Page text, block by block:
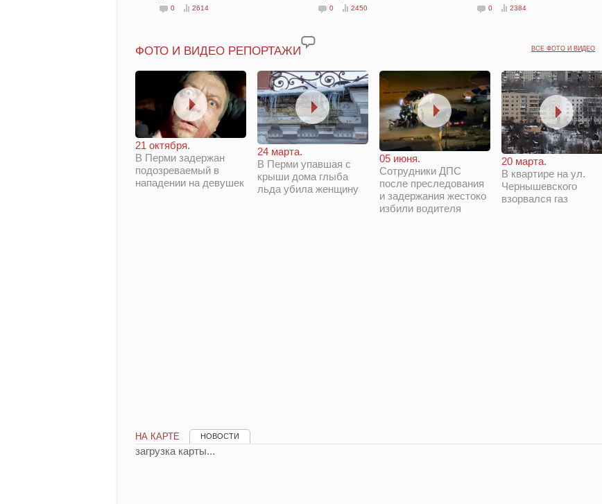
0 2614 0 2450 0 2384
ВСЕ ФОТО И ВИДЕО
ФОТО И ВИДЕО РЕПОРТАЖИ
21 октября.
В Перми задержан
подозреваемый в
нападении на девушек
24 марта.
В Перми упавшая с
крыши дома глыба
льда убила женщину
05 июня.
Сотрудники ДПС
после преследования
и задержания жестоко
избили водителя
20 марта.
В квартире на ул.
Чернышевского
взорвался газ
НА КАРТЕ НОВОСТИ
загрузка карты...